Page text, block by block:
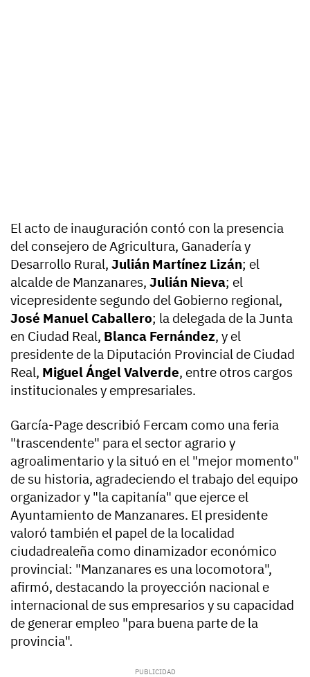
El acto de inauguración contó con la presencia
del consejero de Agricultura, Ganadería y
Desarrollo Rural, Julián Martínez Lizán; el
alcalde de Manzanares, Julián Nieva; el
vicepresidente segundo del Gobierno regional,
José Manuel Caballero; la delegada de la Junta
en Ciudad Real, Blanca Fernández, y el
presidente de la Diputación Provincial de Ciudad
Real, Miguel Ángel Valverde, entre otros cargos
institucionales y empresariales.
García-Page describió Fercam como una feria
"trascendente" para el sector agrario y
agroalimentario y la situó en el "mejor momento"
de su historia, agradeciendo el trabajo del equipo
organizador y "la capitanía" que ejerce el
Ayuntamiento de Manzanares. El presidente
valoró también el papel de la localidad
ciudadrealeña como dinamizador económico
provincial: "Manzanares es una locomotora",
afirmó, destacando la proyección nacional e
internacional de sus empresarios y su capacidad
de generar empleo "para buena parte de la
provincia".